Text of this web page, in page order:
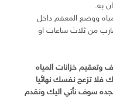
به.
ووضع المعقم داخل
من ثلاث ساعات او
وتعقيم خزانات المياه
فلا تزعج نفسك نهائيا
سوف نأتي اليك ونقدم